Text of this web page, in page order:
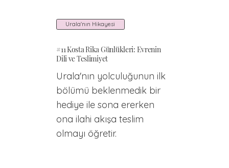
Urala'nın Hikayesi
#11 Kosta Rika Günlükleri: Evrenin
Dili ve Teslimiyet
Urala'nın yolculuğunun ilk
bölümü beklenmedik bir
hediye ile sona ererken
ona ilahi akışa teslim
olmayı öğretir.